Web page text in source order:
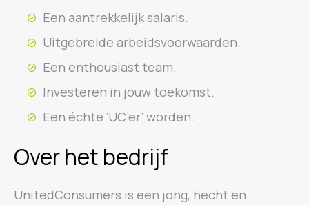
Een aantrekkelijk salaris.
Uitgebreide arbeidsvoorwaarden.
Een enthousiast team.
Investeren in jouw toekomst.
Een échte ‘UC’er’ worden.
Over het bedrijf
UnitedConsumers is een jong, hecht en